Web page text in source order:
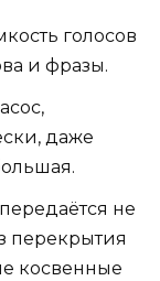
голосов
и фразы.
даже
не
перекрытия
косвенные